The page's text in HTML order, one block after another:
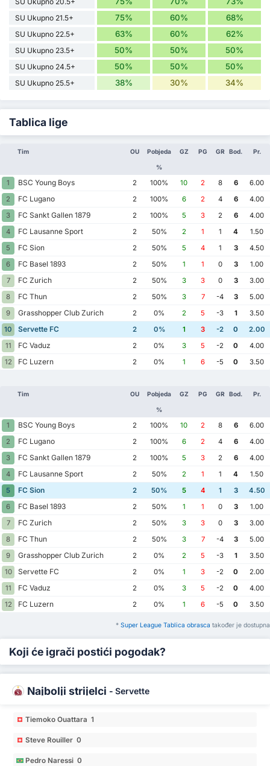
SU Ukupno 21.5+ 75% 60% 68%
SU Ukupno 22.5+ 63% 60% 62%
SU Ukupno 23.5+ 50% 50% 50%
SU Ukupno 24.5+ 50% 50% 50%
SU Ukupno 25.5+ 38% 30% 34%
Tablica lige
Tim OU Pobjeda
%
GZ PG GR Bod. Pr.
1 BSC Young Boys 2 100% 10 2 8 6
6.00
2
FC Lugano 2 100% 6 2 4 6
4.00
3
FC Sankt Gallen 1879 2 100% 5 3 2 6
4.00
4
FC Lausanne Sport 2 50% 2 1 1 4
1.50
5
FC Sion 2 50% 5 4 1 3
4.50
6
FC Basel 1893 2 50% 1 1 0 3
1.00
7
FC Zurich 2 50% 3 3 0 3
3.00
8
FC Thun 2 50% 3 7 -4 3
5.00
9
Grasshopper Club Zurich 2 0% 2 5 -3 1
3.50
10
Servette FC 2 0% 1 3 -2 0
2.00
11
FC Vaduz 2 0% 3 5 -2 0
4.00
12
FC Luzern 2 0% 1 6 -5 0 3.50
Tim OU Pobjeda
%
GZ PG GR Bod. Pr.
1 BSC Young Boys 2 100% 10 2 8 6
6.00
2
FC Lugano 2 100% 6 2 4 6
4.00
3
FC Sankt Gallen 1879 2 100% 5 3 2 6
4.00
4
FC Lausanne Sport 2 50% 2 1 1 4
1.50
5
FC Sion 2 50% 5 4 1 3
4.50
6
FC Basel 1893 2 50% 1 1 0 3
1.00
7
FC Zurich 2 50% 3 3 0 3
3.00
8
FC Thun 2 50% 3 7 -4 3
5.00
9
Grasshopper Club Zurich 2 0% 2 5 -3 1
3.50
10
Servette FC 2 0% 1 3 -2 0
2.00
11
FC Vaduz 2 0% 3 5 -2 0
4.00
12
FC Luzern 2 0% 1 6 -5 0 3.50
* Super League Tablica obrasca također je dostupna
Koji će igrači postići pogodak?
Najbolji strijelci - Servette
Tiemoko Ouattara 1
Steve Rouiller 0
Pedro Naressi 0